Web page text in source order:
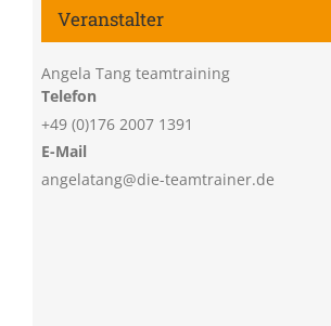
Veranstalter
Angela Tang teamtraining
Telefon
+49 (0)176 2007 1391
E-Mail
angelatang@die-teamtrainer.de